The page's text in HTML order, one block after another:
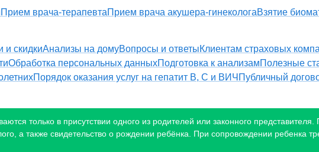
Прием врача-терапевтаПрием врача акушера-гинекологаВзятие
и скидкиАнализы на домуВопросы и ответыКлиентам страховых
Обработка персональных данныхПодготовка к анализамПолезные
Порядок оказания услуг на гепатит B, С и ВИЧ Публичный
только в присутствии одного из родителей или законного представителя.
а также свидетельство о рождении ребёнка. При сопровождении ребенка